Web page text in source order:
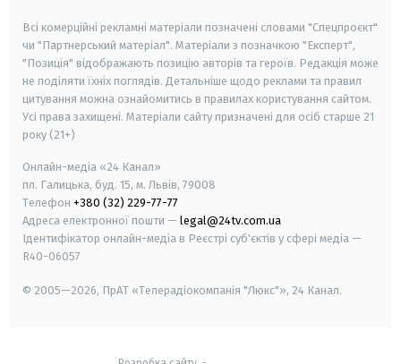
Всі комерційні рекламні матеріали позначені словами "Спецпроєкт"
чи "Партнерський матеріал". Матеріали з позначкою "Експерт",
"Позиція" відображають позицію авторів та героїв. Редакція може
не поділяти їхніх поглядів. Детальніше щодо реклами та правил
цитування можна ознайомитись в правилах користування сайтом.
Усі права захищені. Матеріали сайту призначені для осіб старше 21
року (21+)
Онлайн-медіа «24 Канал»
пл. Галицька, буд. 15, м. Львів, 79008
Телефон +380 (32) 229-77-77
Адреса електронної пошти — legal@24tv.com.ua
Ідентифікатор онлайн-медіа в Реєстрі суб'єктів у сфері медіа —
R40-06057
© 2005—2026, ПрАТ «Телерадіокомпанія "Люкс"», 24 Канал.